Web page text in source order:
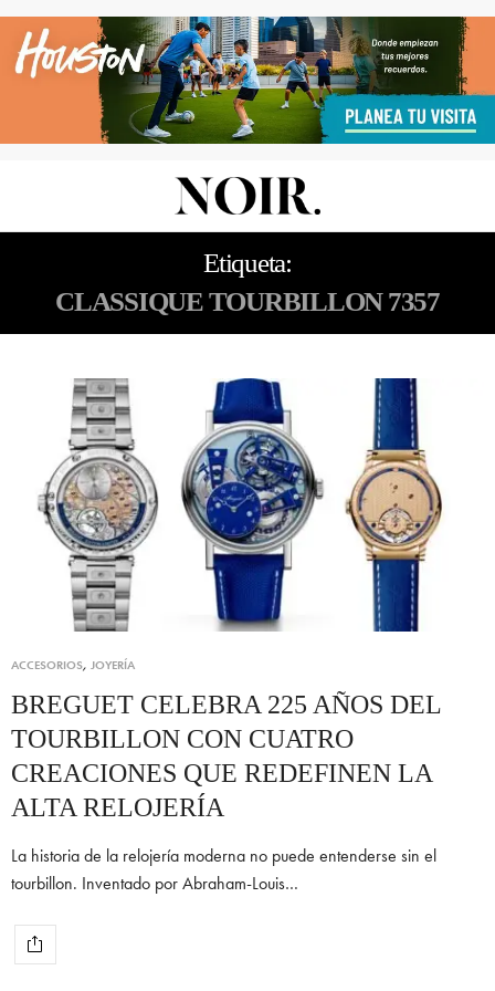
Etiqueta:
CLASSIQUE TOURBILLON 7357
ACCESORIOS, JOYERÍA
BREGUET CELEBRA 225 AÑOS DEL
TOURBILLON CON CUATRO
CREACIONES QUE REDEFINEN LA
ALTA RELOJERÍA
La historia de la relojería moderna no puede entenderse sin el
tourbillon. Inventado por Abraham-Louis…